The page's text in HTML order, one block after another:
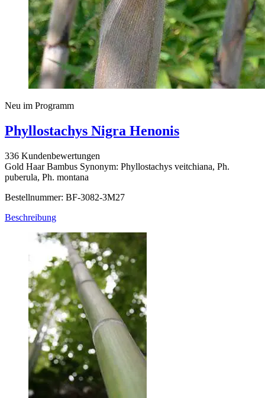
Neu im Programm
Phyllostachys Nigra Henonis
336 Kundenbewertungen
Gold Haar Bambus Synonym: Phyllostachys veitchiana, Ph.
puberula, Ph. montana
Bestellnummer: BF-3082-3M27
Beschreibung